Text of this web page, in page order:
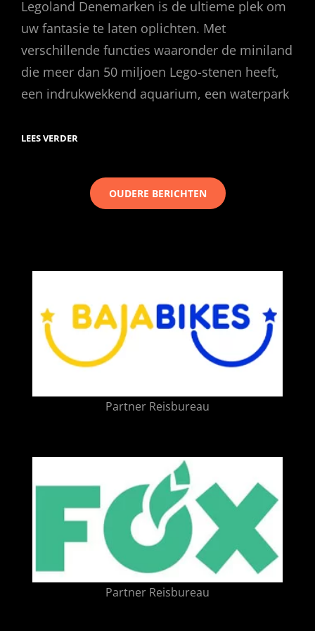
Legoland Denemarken is de ultieme plek om
uw fantasie te laten oplichten. Met
verschillende functies waaronder de miniland
die meer dan 50 miljoen Lego-stenen heeft,
een indrukwekkend aquarium, een waterpark
LEES VERDER
OUDERE BERICHTEN
Partner Reisbureau
Partner Reisbureau